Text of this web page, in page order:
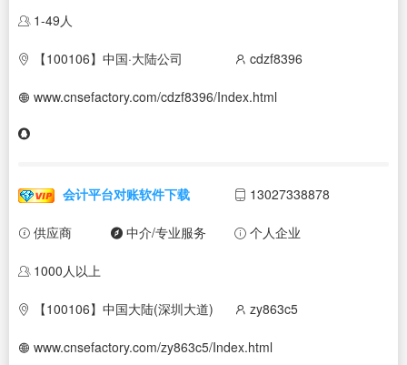
1-49人
【100106】中国·大陆公司 cdzf8396
www.cnsefactory.com/cdzf8396/Index.html
会计平台对账软件下载 13027338878
供应商 中介/专业服务 个人企业
1000人以上
【100106】中国大陆(深圳大道) zy863c5
www.cnsefactory.com/zy863c5/Index.html